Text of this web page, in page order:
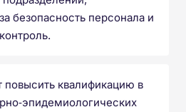
безопасность персонала и
повысить квалификацию в